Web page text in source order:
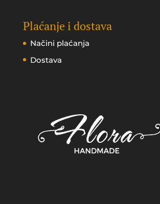
Plaćanje i dostava
Načini plaćanja
Dostava